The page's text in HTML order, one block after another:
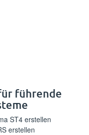
führende
ST4 erstellen⁪⁪
erstellen⁪⁪